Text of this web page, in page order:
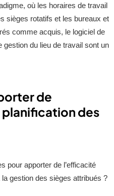
où les horaires de travail
sièges rotatifs et les bureaux et
comme acquis, le logiciel de
gestion du lieu de travail sont un
de
planification des
pour apporter de l’efficacité
gestion des sièges attribués ?